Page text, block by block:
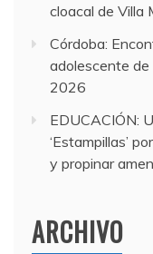
cloacal de Villa
Córdoba:
adolescente
2026
EDUCACIÓN:
‘Estampillas’
y propinar
ARCHIVO